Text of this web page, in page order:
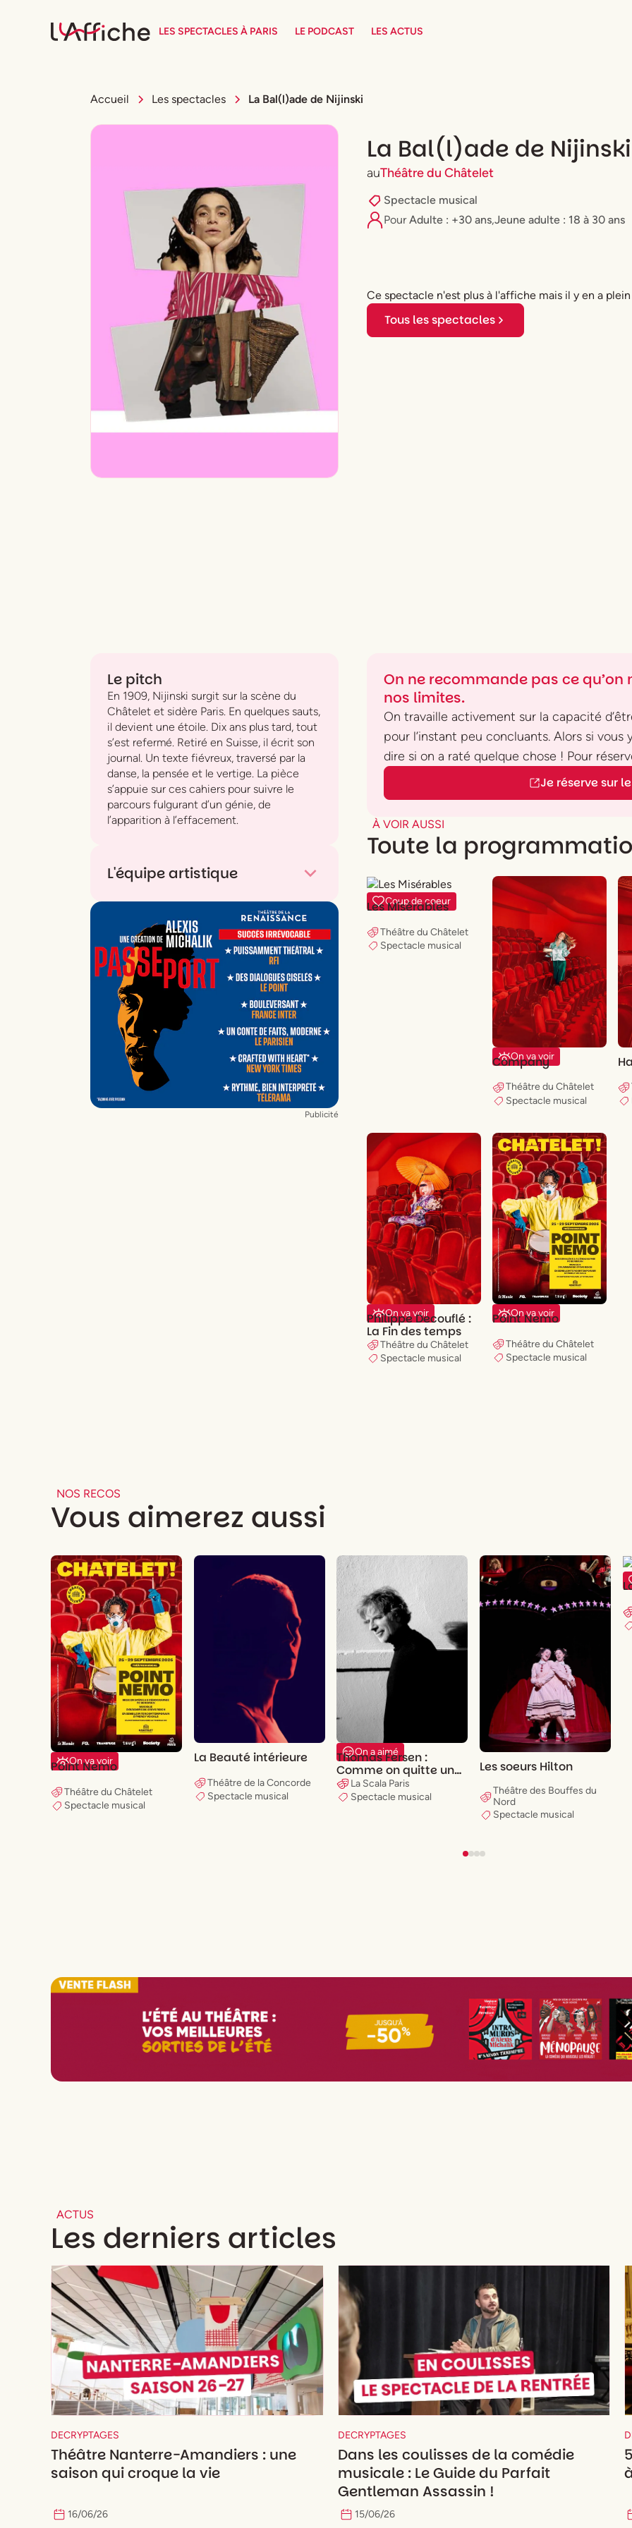
LES SPECTACLES À PARIS LE PODCAST LES ACTUS
Accueil Les spectacles La Bal(l)ade de Nijinski
La Bal(l)ade de Nijinski
auThéâtre du Châtelet
Spectacle musical
PourAdulte : +30 ans,⁠Jeune adulte : 18 à 30 ans
Ce spectacle n'est plus à l'affiche mais il y en a
Tous les spectacles
Le pitch
En 1909, Nijinski surgit sur la scène du
Châtelet et sidère Paris. En quelques sauts,
il devient une étoile. Dix ans plus tard, tout
s’est refermé. Retiré en Suisse, il écrit son
journal. Un texte fiévreux, traversé par la
danse, la pensée et le vertige. La pièce
s’appuie sur ces cahiers pour suivre le
parcours fulgurant d’un génie, de
l’apparition à l’effacement.
L'équipe artistique
Mise en scène et LumièreOlivier Py
Scénographie et CostumesPierre-André
Weitz
Conseiller chorégraphiqueKarl Paquette
Conseiller musical et Piano Guilhem Fabre
Comédien Bertrand de Roffignac
Publicité
On ne recommande pas ce qu’on
nos limites.
On travaille activement sur la capacité
pour l’instant peu concluants. Alors si
dire si on a raté quelque chose ! Pour
Je réserve sur
À VOIR AUSSI
Toute la
Coup de coeur
Les Misérables
Théâtre du Châtelet
Spectacle musical
On va voir
Company
Théâtre du Châtelet
Spectacle musical
On va voir
Philippe Decouflé :
La Fin des temps
Théâtre du Châtelet
Spectacle musical
On va voir
Point Nemo
Théâtre du Châtelet
Spectacle musical
NOS RECOS
Vous aimerez aussi
On va voir
Point Nemo
Théâtre du Châtelet
Spectacle musical
La Beauté intérieure
Théâtre de la Concorde
Spectacle musical
On a aimé
Thomas Fersen :
Comme on quitte un
imperméable
La Scala Paris
Spectacle musical
Les soeurs Hilton
Théâtre des Bouffes du
Nord
Spectacle musical
ACTUS
Les derniers articles
DECRYPTAGES
Théâtre Nanterre-Amandiers : une
saison qui croque la vie
16/06/26
DECRYPTAGES
Dans les coulisses de la comédie
musicale : Le Guide du Parfait
Gentleman Assassin !
15/06/26